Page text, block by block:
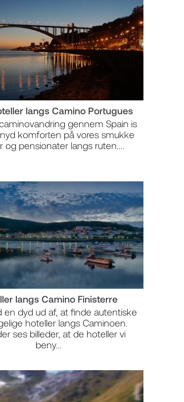
langs Camino Portugues
gennem Spain is
komforten på vores smukke
og pensionater langs ruten....
langs Camino Finisterre
en dyd ud af, at finde autentiske
hoteller langs Caminoen.
ses billeder, at de hoteller vi
beny...